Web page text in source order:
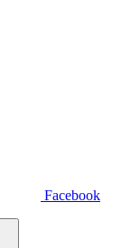
Facebook